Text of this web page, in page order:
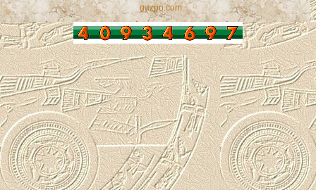
gazpo.com.